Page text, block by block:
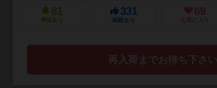
81
興味あり
331
経験あり
69
お気に入り
再入荷までお待ち下さい